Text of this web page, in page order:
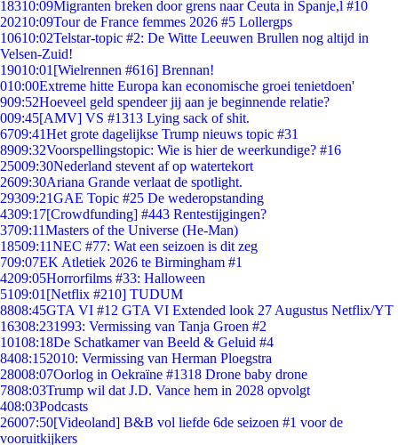
18310:09Migranten breken door grens naar Ceuta in Spanje,l #10
20210:09Tour de France femmes 2026 #5 Lollergps
10610:02Telstar-topic #2: De Witte Leeuwen Brullen nog altijd in
Velsen-Zuid!
19010:01 [Wielrennen #616] Brennan!
010:00Extreme hitte Europa kan economische groei tenietdoen'
909:52Hoeveel geld spendeer jij aan je beginnende relatie?
009:45[AMV] VS #1313 Lying sack of shit.
6709:41Het grote dagelijkse Trump nieuws topic #31
8909:32Voorspellingstopic: Wie is hier de weerkundige? #16
25009:30Nederland stevent af op watertekort
2609:30Ariana Grande verlaat de spotlight.
29309:21GAE Topic #25 De wederopstanding
4309:17[Crowdfunding] #443 Rentestijgingen?
3709:11Masters of the Universe (He-Man)
18509:11NEC #77: Wat een seizoen is dit zeg
709:07EK Atletiek 2026 te Birmingham #1
4209:05Horrorfilms #33: Halloween
5109:01 [Netflix #210] TUDUM
8808:45GTA VI #12 GTA VI Extended look 27 Augustus Netflix/YT
16308:231993: Vermissing van Tanja Groen #2
10108:18De Schatkamer van Beeld & Geluid #4
8408:152010: Vermissing van Herman Ploegstra
28008:07Oorlog in Oekraïne #1318 Drone baby drone
7808:03Trump wil dat J.D. Vance hem in 2028 opvolgt
408:03Podcasts
26007:50[Videoland] B&B vol liefde 6de seizoen #1 voor de
vooruitkijkers